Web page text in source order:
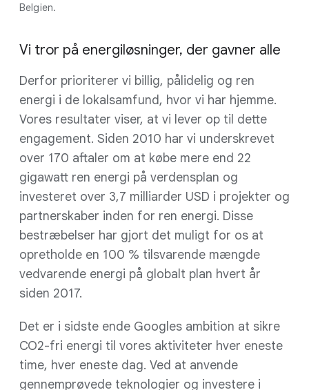
Belgien.
Vi tror på energiløsninger, der gavner alle
Derfor prioriterer vi billig, pålidelig og ren
energi i de lokalsamfund, hvor vi har hjemme.
Vores resultater viser, at vi lever op til dette
engagement. Siden 2010 har vi underskrevet
over 170 aftaler om at købe mere end 22
gigawatt ren energi på verdensplan og
investeret over 3,7 milliarder USD i projekter og
partnerskaber inden for ren energi. Disse
bestræbelser har gjort det muligt for os at
opretholde en 100 % tilsvarende mængde
vedvarende energi på globalt plan hvert år
siden 2017.
Det er i sidste ende Googles ambition at sikre
CO2-fri energi til vores aktiviteter hver eneste
time, hver eneste dag. Ved at anvende
gennemprøvede teknologier og investere i